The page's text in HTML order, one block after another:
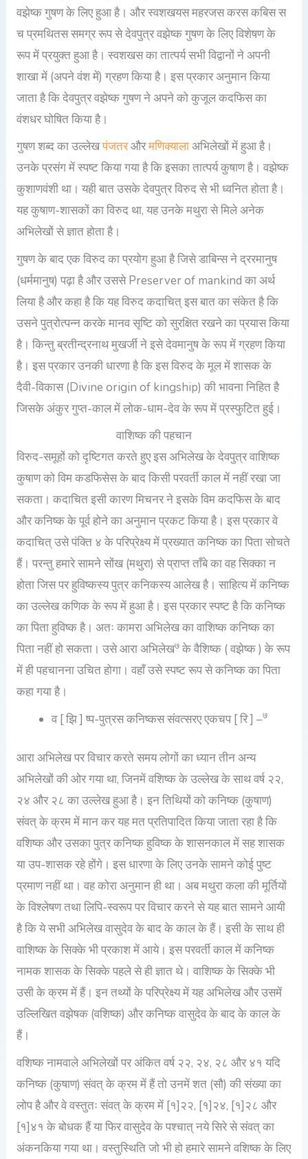
वझेष्क गुषण के लिए हुआ है। और स्वशखयस महरजस करस कबिस स
च प्रमथितस समग्र रूप से देवपुत्र वझेष्क गुषण के लिए विशेषण के
रूप में प्रयुक्त हुआ है। स्वशखस का तात्पर्य सभी विद्वानों ने अपनी
शाखा में (अपने वंश में) ग्रहण किया है। इस प्रकार अनुमान किया
जाता है कि देवपुत्र वझेष्क गुषण ने अपने को कुजूल कदफिस का
वंशधर घोषित किया है।
गुषण शब्द का उल्लेखपंजतरऔरमणिक्यालाअभिलेखों में हुआ है।
उनके प्रसंग में स्पष्ट किया गया है कि इसका तात्पर्य कुषाण है। वझेष्क
कुशाणवंशी था। यही बात उसके देवपुत्र विरुद से भी ध्वनित होता है।
यह कुषाण-शासकों का विरुद था, यह उनके मथुरा से मिले अनेक
अभिलेखों से ज्ञात होता है।
गुषण के बाद एक विरुद का प्रयोग हुआ है जिसे डाबिन्स ने द्ररमानुष
(धर्ममानुष) पढ़ा है और उससे Preserver of mankind का अर्थ
लिया है और कहा है कि यह विरुद कदाचित् इस बात का संकेत है कि
उसने पुत्रोत्पन्न करके मानव सृष्टि को सुरक्षित रखने का प्रयास किया
है। किन्तु ब्रतीन्द्रनाथ मुखर्जी ने इसे देवमानुष के रूप में ग्रहण किया
है। इस प्रकार उनकी धारणा है कि इस विरुद के मूल में शासक के
दैवी-विकास (Divine origin of kingship) की भावना निहित है
जिसके अंकुर गुप्त-काल में लोक-धाम-देव के रूप में प्रस्फुटित हुई।
वाशिष्क की पहचान
विरुद-समूहों को दृष्टिगत करते हुए इस अभिलेख के देवपुत्र वाशिष्क
कुषाण को विम कडफिसेस के बाद किसी परवर्ती काल में नहीं रखा जा
सकता। कदाचित इसी कारण मिचनर ने इसके विम कदफिस के बाद
और कनिष्क के पूर्व होने का अनुमान प्रकट किया है। इस प्रकार वे
कदाचित् उसे पंक्ति ४ के परिप्रेक्ष्य में प्रख्यात कनिष्क का पिता सोचते
हैं। परन्तु हमारे सामने सोंख (मथुरा) से प्राप्त ताँबे का वह सिक्का न
होता जिस पर हुविष्कस्य पुत्र कनिकस्य आलेख है। साहित्य में कनिष्क
का उल्लेख कणिक के रूप में हुआ है। इस प्रकार स्पष्ट है कि कनिष्क
का पिता हुविष्क है। अतः कामरा अभिलेख का वाशिष्क कनिष्क का
पिता नहीं हो सकता। उसे आरा अभिलेख७ के वैशिष्क ( वझेष्क ) के रूप
में ही पहचानना उचित होगा। वहाँ उसे स्पष्ट रूप से कनिष्क का पिता
कहा गया है।
व [ झि ] ष्प-पुत्रस कनिष्कस संवत्सरए एकचप [ रि ] –७
आरा अभिलेख पर विचार करते समय लोगों का ध्यान तीन अन्य
अभिलेखों की ओर गया था, जिनमें वशिष्क के उल्लेख के साथ वर्ष २२,
२४ और २८ का उल्लेख हुआ है। इन तिथियों को कनिष्क (कुषाण)
संवत् के क्रम में मान कर यह मत प्रतिपादित किया जाता रहा है कि
वशिष्क और उसका पुत्र कनिष्क हुविष्क के शासनकाल में सह शासक
या उप-शासक रहे होंगे। इस धारणा के लिए उनके सामने कोई पुष्ट
प्रमाण नहीं था। वह कोरा अनुमान ही था। अब मथुरा कला की मूर्तियों
के विश्लेषण तथा लिपि-स्वरूप पर विचार करने से यह बात सामने आयी
है कि ये सभी अभिलेख वासुदेव के बाद के काल के हैं। इसी के साथ ही
वाशिष्क के सिक्के भी प्रकाश में आये। इस परवर्ती काल में कनिष्क
नामक शासक के सिक्के पहले से ही ज्ञात थे। वाशिष्क के सिक्के भी
उसी के क्रम में हैं। इन तथ्यों के परिप्रेक्ष्य में यह अभिलेख और उसमें
उल्लिखित वझेषक (वशिष्क) और कनिष्क वासुदेव के बाद के काल के
हैं।
वशिष्क नामवाले अभिलेखों पर अंकित वर्ष २२, २४, २८ और ४१ यदि
कनिष्क (कुषाण) संवत् के क्रम में हैं तो उनमें शत (सौ) की संख्या का
लोप है और वे वस्तुतः संवत् के क्रम में [१]२२, [१]२४, [१]२८ और
[१]४१ के बोधक हैं या फिर वासुदेव के पश्चात् नये सिरे से संवत् का
अंकनकिया गया था। वस्तुस्थिति जो भी हो हमारे सामने वशिष्क के लिए